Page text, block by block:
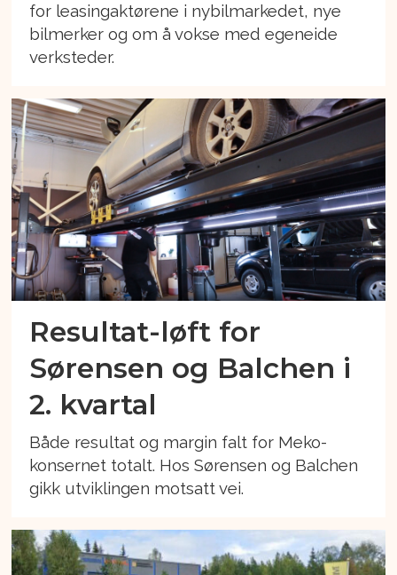
for leasingaktørene i nybilmarkedet, nye
bilmerker og om å vokse med egeneide
verksteder.
Resultat-løft for
Sørensen og Balchen i
2. kvartal
Både resultat og margin falt for Meko-
konsernet totalt. Hos Sørensen og Balchen
gikk utviklingen motsatt vei.